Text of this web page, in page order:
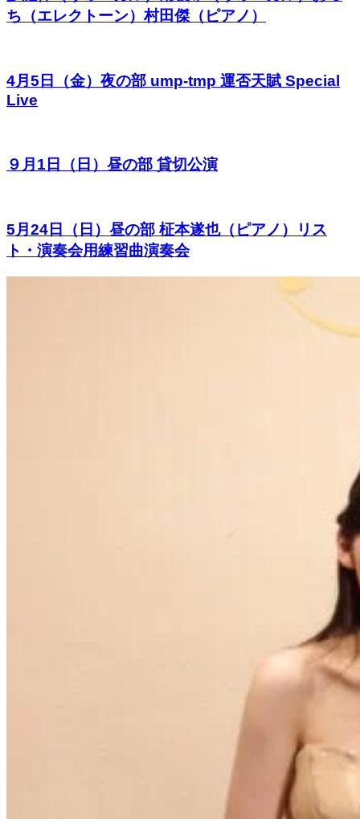
ち（エレクトーン）村田傑（ピアノ）
4月5日（金）夜の部 ump-tmp 運否天賦 Special
Live
９月1日（日）昼の部 貸切公演
5月24日（日）昼の部 柾本遂也（ピアノ）リス
ト・演奏会用練習曲演奏会